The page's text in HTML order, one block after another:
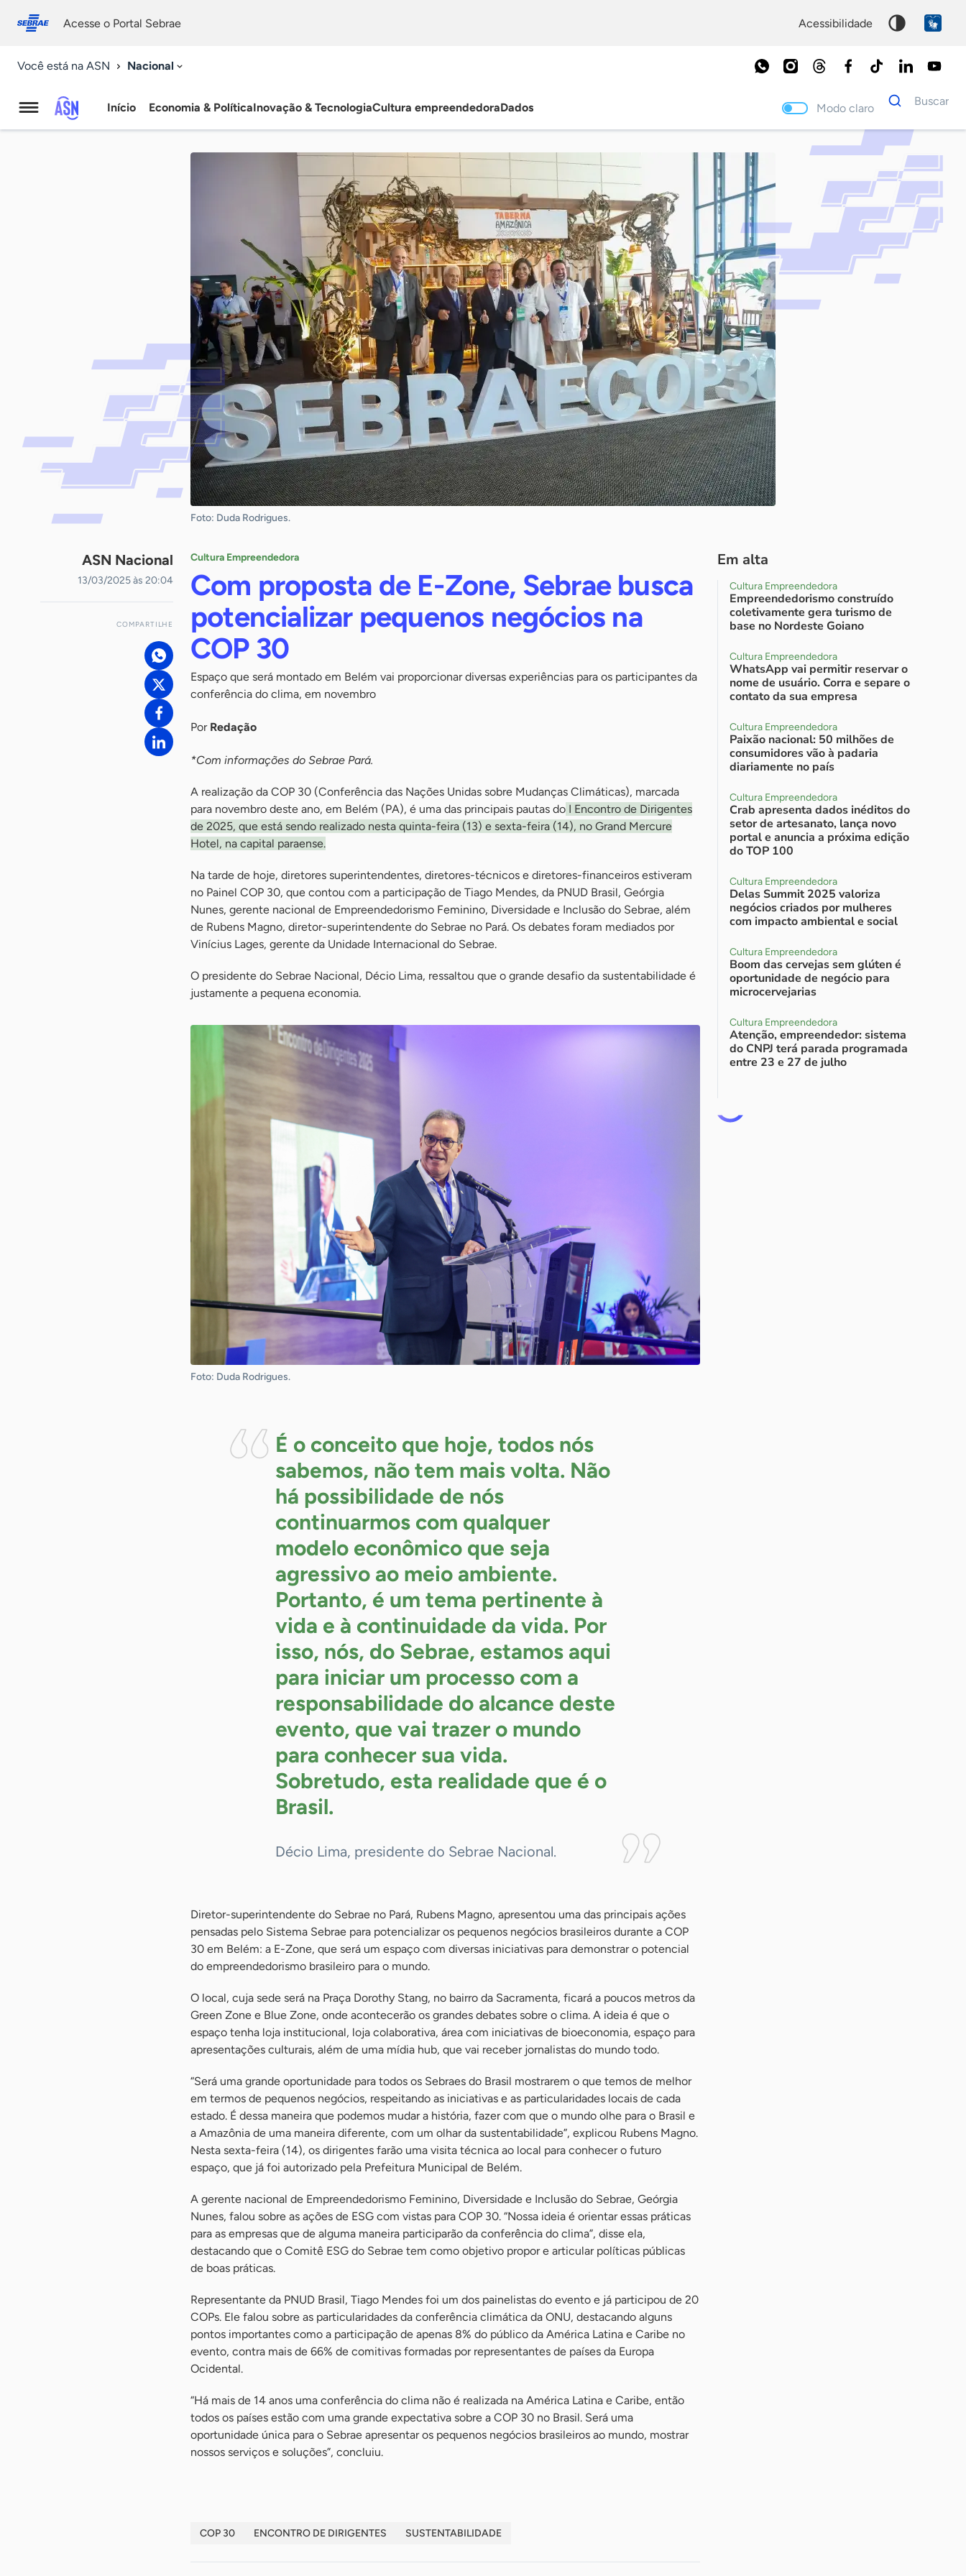
conosco
Acesse o Portal Sebrae acessibilidade
Você está na ASN Nacional
Agência
Início Economia & PolíticaInovação & TecnologiaCultura empreendedoraDados Modo claro
Dados
para
Buscar
Palavra
chave
Foto: Duda Rodrigues.
ASN Nacional
13/03/2025 às 20:04
COMPARTILHE
Cultura Empreendedora
Com proposta de E-Zone, Sebrae busca
potencializar pequenos negócios na
COP 30
Espaço que será montado em Belém vai proporcionar diversas experiências para os participantes da
conferência do clima, em novembro
Por Redação
*Com informações do Sebrae Pará.
A realização da COP 30 (Conferência das Nações Unidas sobre Mudanças Climáticas), marcada
para novembro deste ano, em Belém (PA), é uma das principais pautas do I Encontro de Dirigentes
de 2025, que está sendo realizado nesta quinta-feira (13) e sexta-feira (14), no Grand Mercure
Hotel, na capital paraense.
Na tarde de hoje, diretores superintendentes, diretores-técnicos e diretores-financeiros estiveram
no Painel COP 30, que contou com a participação de Tiago Mendes, da PNUD Brasil, Geórgia
Nunes, gerente nacional de Empreendedorismo Feminino, Diversidade e Inclusão do Sebrae, além
de Rubens Magno, diretor-superintendente do Sebrae no Pará. Os debates foram mediados por
Vinícius Lages, gerente da Unidade Internacional do Sebrae.
O presidente do Sebrae Nacional, Décio Lima, ressaltou que o grande desafio da sustentabilidade é
justamente a pequena economia.
Foto: Duda Rodrigues.
É o conceito que hoje, todos nós
sabemos, não tem mais volta. Não
há possibilidade de nós
continuarmos com qualquer
modelo econômico que seja
agressivo ao meio ambiente.
Portanto, é um tema pertinente à
vida e à continuidade da vida. Por
isso, nós, do Sebrae, estamos aqui
para iniciar um processo com a
responsabilidade do alcance deste
evento, que vai trazer o mundo
para conhecer sua vida.
Sobretudo, esta realidade que é o
Brasil.
Décio Lima, presidente do Sebrae Nacional.
Diretor-superintendente do Sebrae no Pará, Rubens Magno, apresentou uma das principais ações
pensadas pelo Sistema Sebrae para potencializar os pequenos negócios brasileiros durante a COP
30 em Belém: a E-Zone, que será um espaço com diversas iniciativas para demonstrar o potencial
do empreendedorismo brasileiro para o mundo.
O local, cuja sede será na Praça Dorothy Stang, no bairro da Sacramenta, ficará a poucos metros da
Green Zone e Blue Zone, onde acontecerão os grandes debates sobre o clima. A ideia é que o
espaço tenha loja institucional, loja colaborativa, área com iniciativas de bioeconomia, espaço para
apresentações culturais, além de uma mídia hub, que vai receber jornalistas do mundo todo.
“Será uma grande oportunidade para todos os Sebraes do Brasil mostrarem o que temos de melhor
em termos de pequenos negócios, respeitando as iniciativas e as particularidades locais de cada
estado. É dessa maneira que podemos mudar a história, fazer com que o mundo olhe para o Brasil e
a Amazônia de uma maneira diferente, com um olhar da sustentabilidade”, explicou Rubens Magno.
Nesta sexta-feira (14), os dirigentes farão uma visita técnica ao local para conhecer o futuro
espaço, que já foi autorizado pela Prefeitura Municipal de Belém.
A gerente nacional de Empreendedorismo Feminino, Diversidade e Inclusão do Sebrae, Geórgia
Nunes, falou sobre as ações de ESG com vistas para COP 30. “Nossa ideia é orientar essas práticas
para as empresas que de alguma maneira participarão da conferência do clima”, disse ela,
destacando que o Comitê ESG do Sebrae tem como objetivo propor e articular políticas públicas
de boas práticas.
Representante da PNUD Brasil, Tiago Mendes foi um dos painelistas do evento e já participou de 20
COPs. Ele falou sobre as particularidades da conferência climática da ONU, destacando alguns
pontos importantes como a participação de apenas 8% do público da América Latina e Caribe no
evento, contra mais de 66% de comitivas formadas por representantes de países da Europa
Ocidental.
“Há mais de 14 anos uma conferência do clima não é realizada na América Latina e Caribe, então
todos os países estão com uma grande expectativa sobre a COP 30 no Brasil. Será uma
oportunidade única para o Sebrae apresentar os pequenos negócios brasileiros ao mundo, mostrar
nossos serviços e soluções”, concluiu.
COP 30 ENCONTRO DE DIRIGENTES SUSTENTABILIDADE
Em alta
Cultura Empreendedora
Empreendedorismo construído
coletivamente gera turismo de
base no Nordeste Goiano
Cultura Empreendedora
WhatsApp vai permitir reservar o
nome de usuário. Corra e separe o
contato da sua empresa
Cultura Empreendedora
Paixão nacional: 50 milhões de
consumidores vão à padaria
diariamente no país
Cultura Empreendedora
Crab apresenta dados inéditos do
setor de artesanato, lança novo
portal e anuncia a próxima edição
do TOP 100
Cultura Empreendedora
Delas Summit 2025 valoriza
negócios criados por mulheres
com impacto ambiental e social
Cultura Empreendedora
Boom das cervejas sem glúten é
oportunidade de negócio para
microcervejarias
Cultura Empreendedora
Atenção, empreendedor: sistema
do CNPJ terá parada programada
entre 23 e 27 de julho